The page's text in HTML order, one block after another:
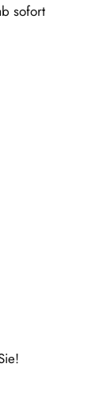
sofort